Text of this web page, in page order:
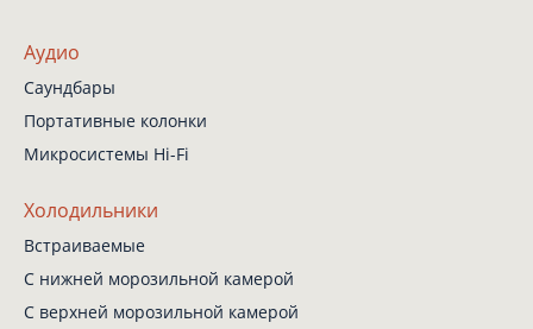
Аудио
Саундбары
Портативные колонки
Микросистемы Hi-Fi
Холодильники
Встраиваемые
С нижней морозильной камерой
С верхней морозильной камерой